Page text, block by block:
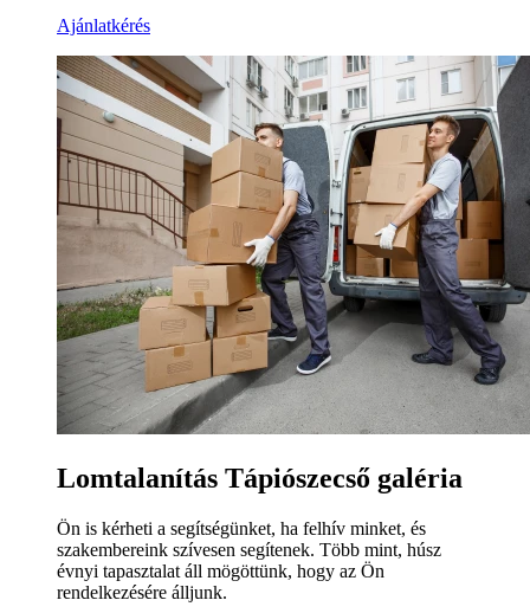
Ajánlatkérés
Lomtalanítás Tápiószecső galéria
Ön is kérheti a segítségünket, ha felhív minket, és
szakembereink szívesen segítenek. Több mint, húsz
évnyi tapasztalat áll mögöttünk, hogy az Ön
rendelkezésére álljunk.